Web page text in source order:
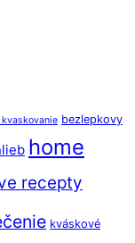
bezlepkovy
home
recepty
kváskové